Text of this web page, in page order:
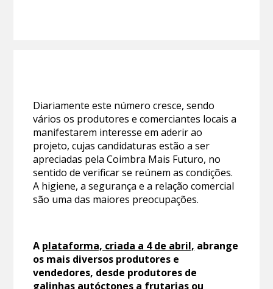
Diariamente este número cresce, sendo
vários os produtores e comerciantes locais a
manifestarem interesse em aderir ao
projeto, cujas candidaturas estão a ser
apreciadas pela Coimbra Mais Futuro, no
sentido de verificar se reúnem as condições.
A higiene, a segurança e a relação comercial
são uma das maiores preocupações.
A plataforma, criada a 4 de abril, abrange
os mais diversos produtores e
vendedores, desde produtores de
galinhas autóctones a frutarias ou